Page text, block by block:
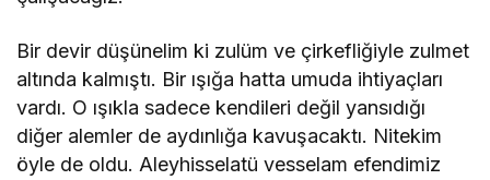
Bir devir düşünelim ki zulüm ve çirkefliğiyle zulmet
altında kalmıştı. Bir ışığa hatta umuda ihtiyaçları
vardı. O ışıkla sadece kendileri değil yansıdığı
diğer alemler de aydınlığa kavuşacaktı. Nitekim
öyle de oldu. Aleyhisselatü vesselam efendimiz